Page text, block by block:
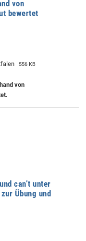
von
bewertet
556 KB
von
can’t unter
Übung und